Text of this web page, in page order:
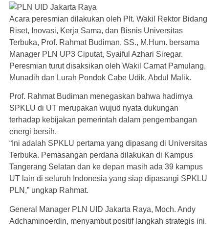
PLN UID Jakarta Raya
Acara peresmian dilakukan oleh Plt. Wakil Rektor Bidang
Riset, Inovasi, Kerja Sama, dan Bisnis Universitas
Terbuka, Prof. Rahmat Budiman, SS., M.Hum. bersama
Manager PLN UP3 Ciputat, Syaiful Azhari Siregar.
Peresmian turut disaksikan oleh Wakil Camat Pamulang,
Munadih dan Lurah Pondok Cabe Udik, Abdul Malik.
Prof. Rahmat Budiman menegaskan bahwa hadirnya
SPKLU di UT merupakan wujud nyata dukungan
terhadap kebijakan pemerintah dalam pengembangan
energi bersih.
“Ini adalah SPKLU pertama yang dipasang di Universitas
Terbuka. Pemasangan perdana dilakukan di Kampus
Tangerang Selatan dan ke depan masih ada 39 kampus
UT lain di seluruh Indonesia yang siap dipasangi SPKLU
PLN,” ungkap Rahmat.
General Manager PLN UID Jakarta Raya, Moch. Andy
Adchaminoerdin, menyambut positif langkah strategis ini.